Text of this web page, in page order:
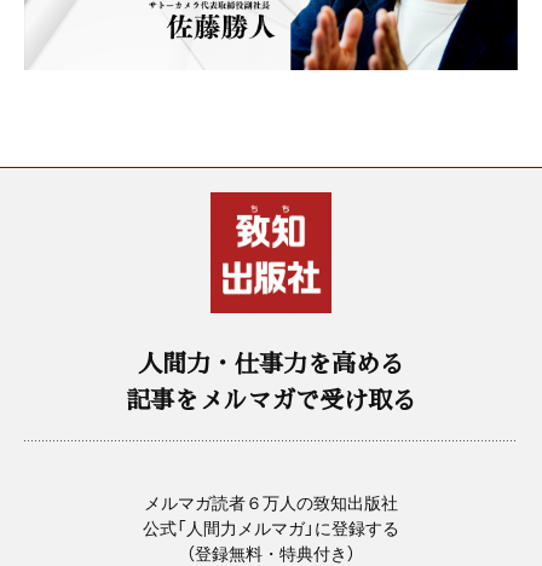
人間力・仕事力を高める
記事をメルマガで受け取る
メルマガ読者６万人の致知出版社
公式「人間力メルマガ」に登録する
（登録無料・特典付き）